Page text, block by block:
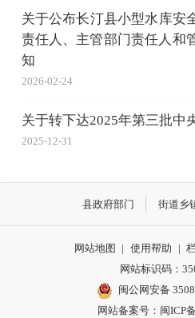
关于公布长汀县小型水库安
责任人、主管部门责任人和
知
2026-02-24
关于转下达2025年第三批中
2025-12-31
县政府部门 街道乡
网站地图 | 使用帮助 |
网站标识码：
闽公网安备
网站备案号： 闽ICP